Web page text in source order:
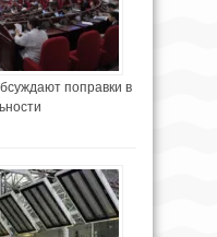
поправки в